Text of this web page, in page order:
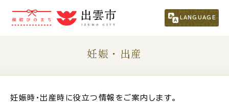
LANGUAGE
市民の方 （くらし・行政・議会）
観光される方
妊娠・出産
妊娠時・出産時に役立つ情報をご案内します。